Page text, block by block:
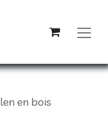
en bois